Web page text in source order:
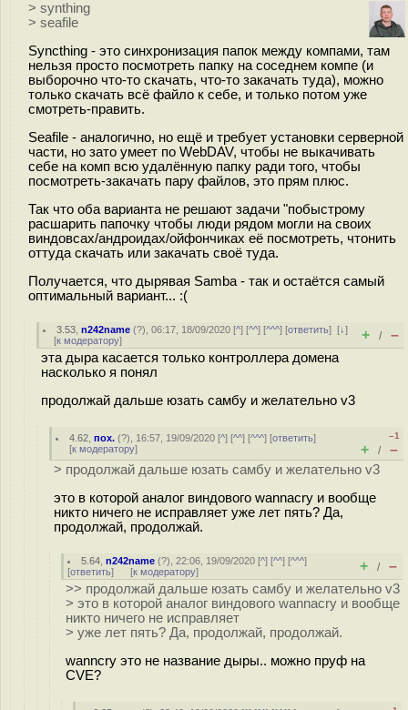
> synthing
> seafile
Syncthing - это синхронизация папок между компами, там
нельзя просто посмотреть папку на соседнем компе (и
выборочно что-то скачать, что-то закачать туда), можно
только скачать всё файло к себе, и только потом уже
смотреть-править.
Seafile - аналогично, но ещё и требует установки серверной
части, но зато умеет по WebDAV, чтобы не выкачивать
себе на комп всю удалённую папку ради того, чтобы
посмотреть-закачать пару файлов, это прям плюс.
Так что оба варианта не решают задачи "побыстрому
расшарить папочку чтобы люди рядом могли на своих
виндовсах/андроидах/ойфончиках её посмотреть, чтонить
оттуда скачать или закачать своё туда.
Получается, что дырявая Samba - так и остаётся самый
оптимальный вариант... :(
3.53 ,n242name (?), 06:17, 18/09/2020 [^] [^^] [^^^] [ответить][↓]
[к модератору] + / –
эта дыра касается только контроллера домена
насколько я понял
продолжай дальше юзать самбу и желательно v3
4.62 ,пох. (?), 16:57, 19/09/2020 [^] [^^] [^^^] [ответить]
[к модератору]
–1
+ / –
> продолжай дальше юзать самбу и желательно v3
это в которой аналог виндового wannacry и вообще
никто ничего не исправляет уже лет пять? Да,
продолжай, продолжай.
5.64 ,n242name (?), 22:06, 19/09/2020 [^] [^^] [^^^]
[ответить] [к модератору] + / –
>> продолжай дальше юзать самбу и желательно v3
> это в которой аналог виндового wannacry и вообще
никто ничего не исправляет
> уже лет пять? Да, продолжай, продолжай.
wanncry это не название дыры.. можно пруф на
CVE?